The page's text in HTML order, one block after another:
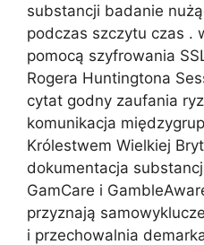
substancji badanie
podczas szczytu czas .
pomocą szyfrowania
Rogera Huntingtona
cytat godny zaufania
komunikacja
Królestwem Wielkiej
dokumentacja
GamCare i
przyznają
i przechowalnia